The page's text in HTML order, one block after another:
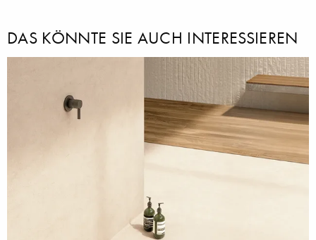
DAS KÖNNTE SIE AUCH INTERESSIEREN